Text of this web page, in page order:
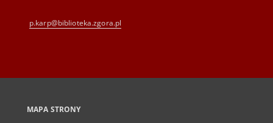
p.karp@biblioteka.zgora.pl
MAPA STRONY